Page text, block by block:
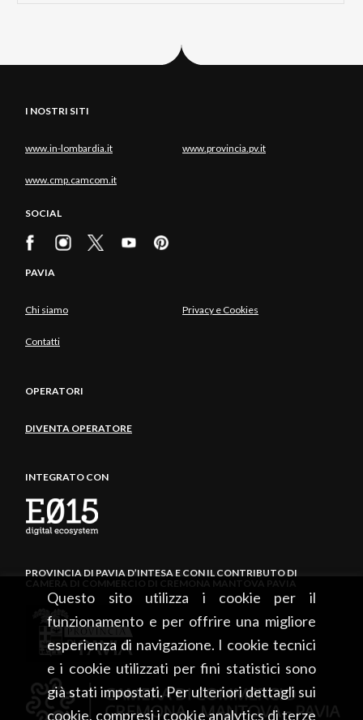
Questo sito utilizza i cookie per il
funzionamento e per offrire una migliore
esperienza di navigazione. I cookie tecnici
e i cookie utilizzati per fini statistici sono
già stati impostati. Per ulteriori dettagli sui
cookie, compresi i cookie analytics di terze
I NOSTRI SITI
www.in-lombardia.it www.provincia.pv.it
www.cmp.camcom.it
SOCIAL
PAVIA
Chi siamo Privacy e Cookies
Contatti
OPERATORI
DIVENTA OPERATORE
INTEGRATO CON
PROVINCIA DI PAVIA D’INTESA E CON IL CONTRIBUTO DI
CAMERA DI COMMERCIO DI CREMONA MANTOVA PAVIA